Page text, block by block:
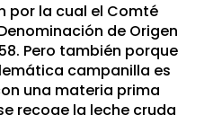
por la cual el Comté
de Origen
Pero también porque
campanilla es
una materia prima
recoge la leche cruda